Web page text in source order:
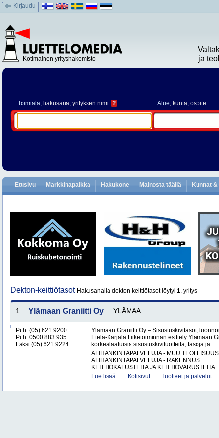
Kirjaudu
Kotimainen yrityshakemisto
ja
Toimiala, hakusana, yrityksen nimi ? Alue, kunta, osoite
Etusivu Markkinapaikka Hakukone Mainosta täällä Kunnat
Dekton-keittiötasot Hakusanalla dekton-keittiötasot löytyi 1. yritys
1. Ylämaan Graniitti Oy YLÄMAA
Puh. (05) 621 9200
Puh. 0500 883 935
Faksi (05) 621 9224
Ylämaan Graniitti Oy – Sisustuskivitasot,
Etelä-Karjala Liiketoiminnan esittely Ylämaan
korkealaatuisia sisustuskivituotteita, tasoja ja ..
ALIHANKINTAPALVELUJA - MUU TEOLLISUUS
ALIHANKINTAPALVELUJA - RAKENNUS
KEITTIÖKALUSTEITA JA KEITTIÖVARUSTEITA..
Lue lisää..
Kotisivut Tuotteet ja palvelut